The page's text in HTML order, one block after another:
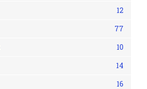
12
77
10
14
16